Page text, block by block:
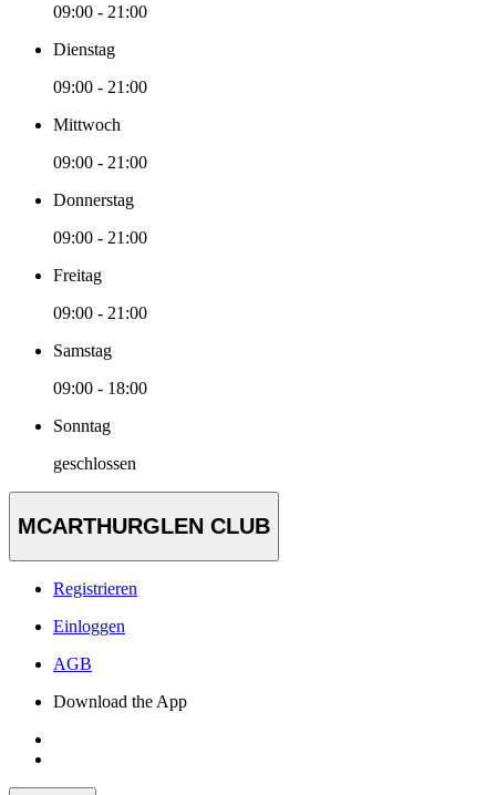
09:00 - 21:00
Dienstag
09:00 - 21:00
Mittwoch
09:00 - 21:00
Donnerstag
09:00 - 21:00
Freitag
09:00 - 21:00
Samstag
09:00 - 18:00
Sonntag
geschlossen
MCARTHURGLEN CLUB
Registrieren
Einloggen
AGB
Download the App